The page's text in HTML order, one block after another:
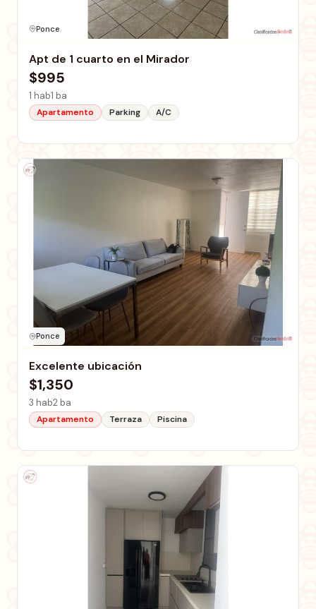
Ponce
Apt de 1 cuarto en el Mirador
$995
1 hab1 ba
Apartamento Parking A/C
Ponce
Excelente ubicación
$1,350
3 hab2 ba
Apartamento Terraza Piscina